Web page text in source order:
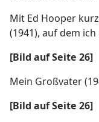
Mit Ed Hooper
(1941), auf dem
[Bild auf Seite 26]
Mein Großvater
[Bild auf Seite 26]